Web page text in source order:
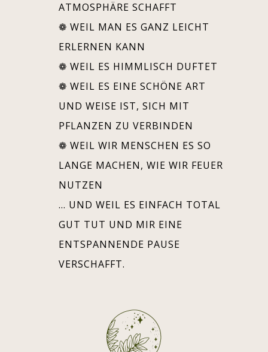
ATMOSPHÄRE SCHAFFT
❁ WEIL MAN ES GANZ LEICHT
ERLERNEN KANN
❁ WEIL ES HIMMLISCH DUFTET
❁ WEIL ES EINE SCHÖNE ART
UND WEISE IST, SICH MIT
PFLANZEN ZU VERBINDEN
❁ WEIL WIR MENSCHEN ES SO
LANGE MACHEN, WIE WIR FEUER
NUTZEN
… UND WEIL ES EINFACH TOTAL
GUT TUT UND MIR EINE
ENTSPANNENDE PAUSE
VERSCHAFFT.